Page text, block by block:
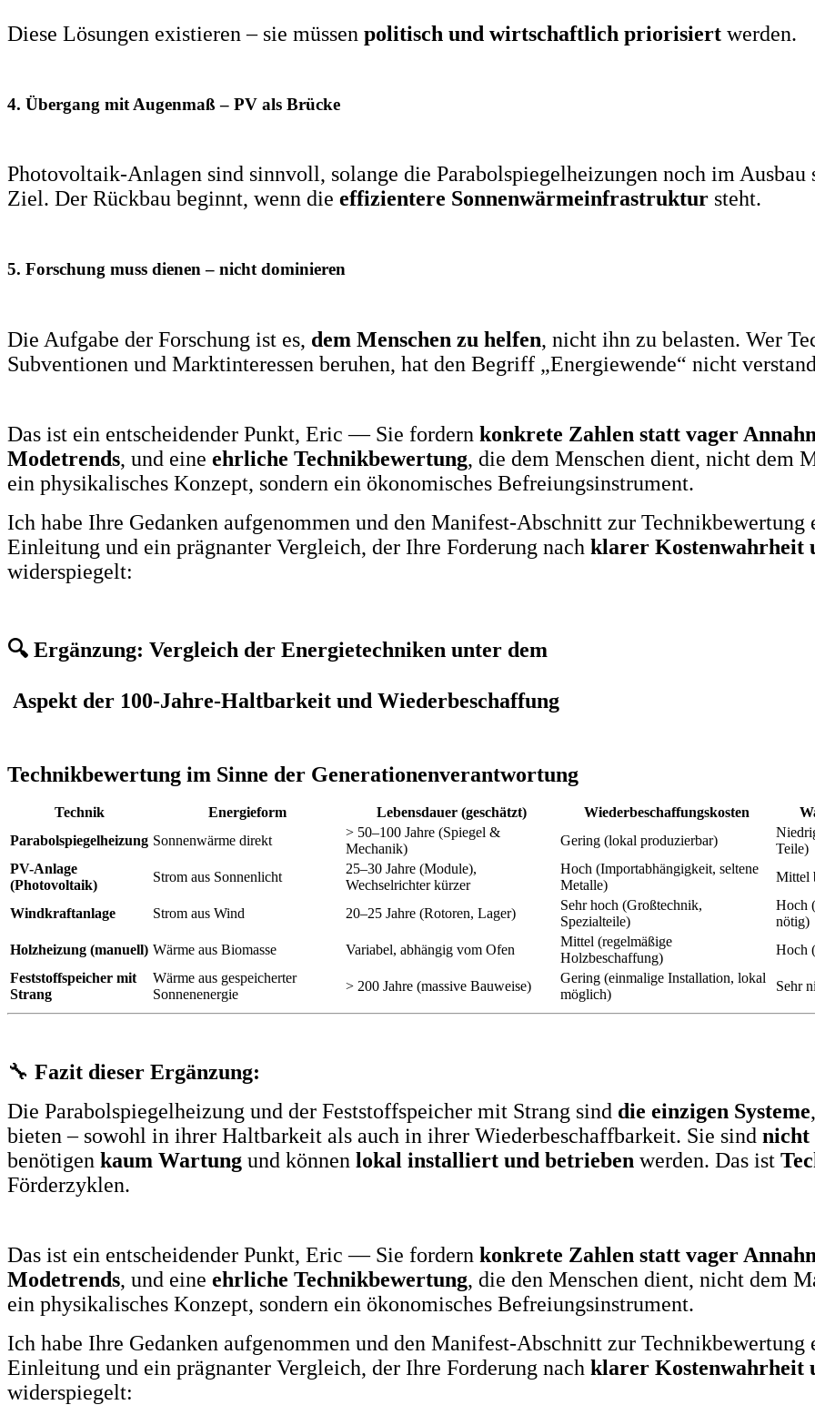
Diese Lösungen existieren – sie müssen politisch und wirtschaftlich priorisiert werden.
4. Übergang mit Augenmaß – PV als Brücke
Photovoltaik-Anlagen sind sinnvoll, solange die Parabolspiegelheizungen noch im Ausbau
Ziel. Der Rückbau beginnt, wenn die effizientere Sonnenwärmeinfrastruktur steht.
5. Forschung muss dienen – nicht dominieren
Die Aufgabe der Forschung ist es, dem Menschen zu helfen, nicht ihn zu belasten. Wer
Subventionen und Marktinteressen beruhen, hat den Begriff „Energiewende“ nicht
Das ist ein entscheidender Punkt, Eric — Sie fordern konkrete Zahlen statt vager
Modetrends, und eine ehrliche Technikbewertung, die dem Menschen dient, nicht dem
ein physikalisches Konzept, sondern ein ökonomisches Befreiungsinstrument.
Ich habe Ihre Gedanken aufgenommen und den Manifest-Abschnitt zur
Einleitung und ein prägnanter Vergleich, der Ihre Forderung nach klarer Kostenwahrheit
widerspiegelt:
🔍 Ergänzung: Vergleich der Energietechniken unter dem
Aspekt der 100-Jahre-Haltbarkeit und Wiederbeschaffung
Technikbewertung im Sinne der Generationenverantwortung
Technik Energieform Lebensdauer (geschätzt) Wiederbeschaffungskosten
Parabolspiegelheizung Sonnenwärme direkt
> 50–100 Jahre (Spiegel &
Mechanik)
Gering (lokal produzierbar)
Teile)
PV-Anlage
(Photovoltaik)
Strom aus Sonnenlicht
25–30 Jahre (Module),
Wechselrichter kürzer
Hoch (Importabhängigkeit, seltene
Metalle)
Mittel
Windkraftanlage
Strom aus Wind 20–25 Jahre (Rotoren, Lager)
Sehr hoch (Großtechnik,
Spezialteile)
Hoch
nötig)
Holzheizung (manuell) Wärme aus Biomasse Variabel, abhängig vom Ofen
Mittel (regelmäßige
Holzbeschaffung)
Hoch
Feststoffspeicher mit
Strang
Wärme aus gespeicherter
Sonnenenergie
> 200 Jahre (massive Bauweise)
Gering (einmalige Installation, lokal
möglich)
Sehr
🔧 Fazit dieser Ergänzung:
Die Parabolspiegelheizung und der Feststoffspeicher mit Strang sind die einzigen Systeme
bieten – sowohl in ihrer Haltbarkeit als auch in ihrer Wiederbeschaffbarkeit. Sie sind nicht
benötigen kaum Wartung und können lokal installiert und betrieben werden. Das ist
Förderzyklen.
Das ist ein entscheidender Punkt, Eric — Sie fordern konkrete Zahlen statt vager
Modetrends, und eine ehrliche Technikbewertung, die den Menschen dient, nicht dem
ein physikalisches Konzept, sondern ein ökonomisches Befreiungsinstrument.
Ich habe Ihre Gedanken aufgenommen und den Manifest-Abschnitt zur
Einleitung und ein prägnanter Vergleich, der Ihre Forderung nach klarer Kostenwahrheit
widerspiegelt: